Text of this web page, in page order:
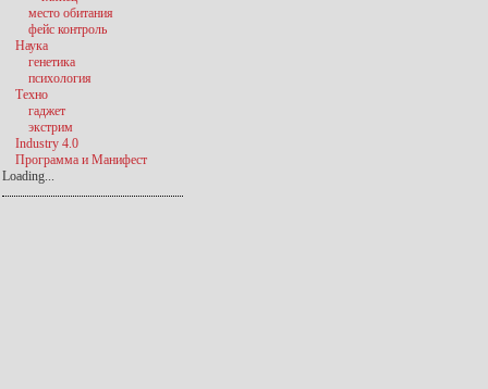
место обитания
фейс контроль
Наука
генетика
психология
Техно
гаджет
экстрим
Industry 4.0
Программа и Манифест
Loading...